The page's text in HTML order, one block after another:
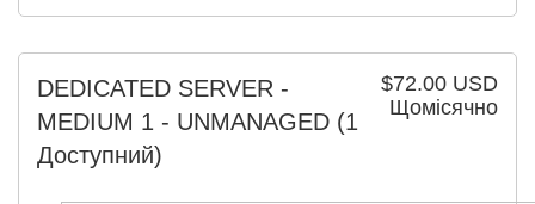
$72.00 USD
Щомісячно
DEDICATED SERVER -
MEDIUM 1 - UNMANAGED (1
Доступний)